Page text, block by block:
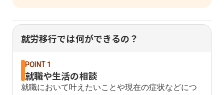
就労移行では何ができるの？
POINT 1
就職や生活の相談
就職において叶えたいことや現在の症状などにつ